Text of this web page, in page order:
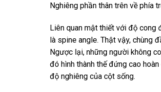
Nghiêng phần thân trên về phía
Liên quan mật thiết với độ
là spine angle. Thật vậy, chùng
Ngược lại, những người không
đó hình thành thế đứng cao
độ nghiêng của cột sống.